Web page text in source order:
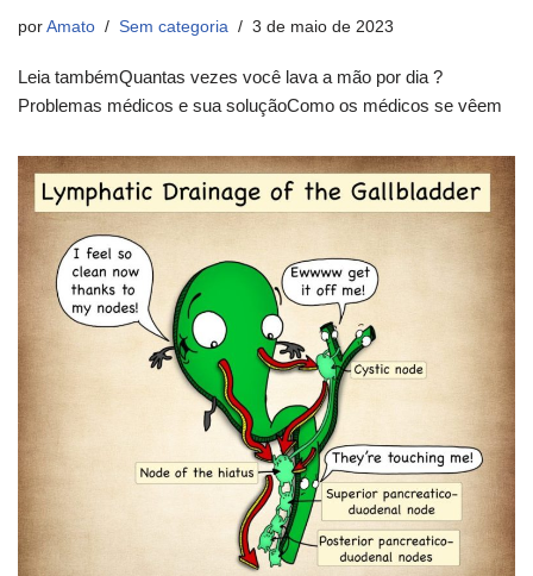
por Amato Sem categoria 3 de maio de 2023
Leia tambémQuantas vezes você lava a mão por dia ?
Problemas médicos e sua soluçãoComo os médicos se vêem